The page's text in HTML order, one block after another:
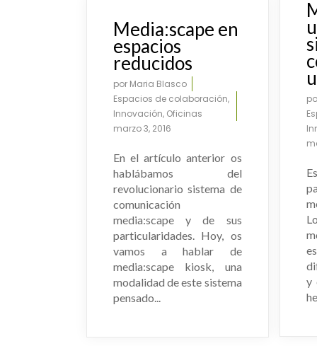
Media:scape en
espacios
reducidos
por Maria Blasco
Espacios de colaboración,
Innovación, Oficinas
marzo 3, 2016
En el artículo anterior os
hablábamos del
revolucionario sistema de
comunicación
media:scape y de sus
particularidades. Hoy, os
vamos a hablar de
media:scape kiosk, una
modalidad de este sistema
pensado...
y